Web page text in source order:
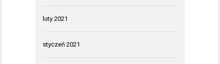
luty 2021
styczeń 2021